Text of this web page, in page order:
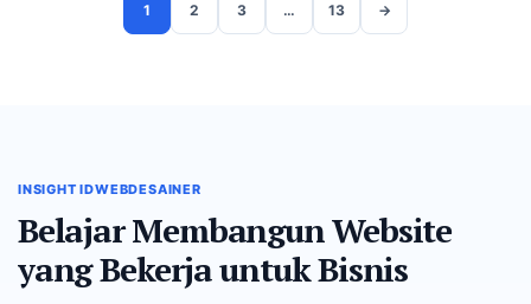
1 2 3 … 13 →
INSIGHT IDWEBDESAINER
Belajar Membangun Website
yang Bekerja untuk Bisnis